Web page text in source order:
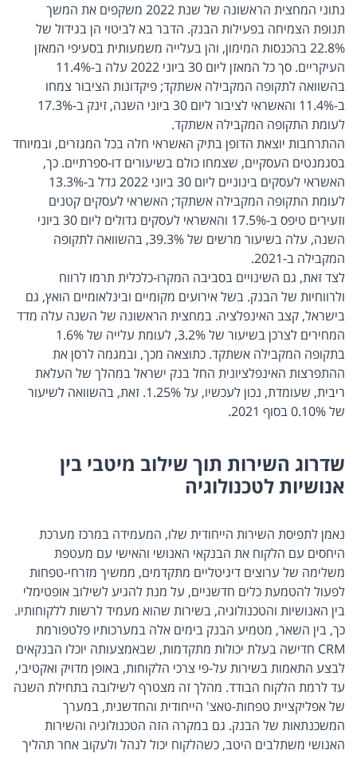
נתוני המחצית הראשונה של שנת 2022 משקפים את המשך
תנופת הצמיחה בפעילות הבנק. הדבר בא לביטוי הן בגידול של
22.8% בהכנסות המימון, והן בעלייה משמעותית בסעיפי המאזן
העיקריים. סך כל המאזן ליום 30 ביוני 2022 עלה ב-11.4%
בהשוואה לתקופה המקבילה אשתקד; פיקדונות הציבור צמחו
ב-11.4% והאשראי לציבור ליום 30 ביוני השנה, זינק ב-17.3%
לעומת התקופה המקבילה אשתקד.
ההתרחבות יוצאת הדופן בתיק האשראי חלה בכל המגזרים, ובמיוחד
בסגמנטים העסקיים, שצמחו כולם בשיעורים דו-ספרתיים. כך,
האשראי לעסקים בינוניים ליום 30 ביוני 2022 גדל ב-13.3%
לעומת התקופה המקבילה אשתקד; האשראי לעסקים קטנים
וזעירים טיפס ב-17.5% והאשראי לעסקים גדולים ליום 30 ביוני
השנה, עלה בשיעור מרשים של 39.3%, בהשוואה לתקופה
המקבילה ב-2021.
לצד זאת, גם השינויים בסביבה המקרו-כלכלית תרמו לרווח
ולרווחיות של הבנק. בשל אירועים מקומיים ובינלאומיים הואץ, גם
בישראל, קצב האינפלציה. במחצית הראשונה של השנה עלה מדד
המחירים לצרכן בשיעור של 3.2%, לעומת עלייה של 1.6%
בתקופה המקבילה אשתקד. כתוצאה מכך, ובמגמה לרסן את
ההתפרצות האינפלציונית החל בנק ישראל במהלך של העלאת
ריבית, שעומדת, נכון לעכשיו, על 1.25%. זאת, בהשוואה לשיעור
של 0.10% בסוף 2021.
שדרוג השירות תוך שילוב מיטבי בין
אנושיות לטכנולוגיה
נאמן לתפיסת השירות הייחודית שלו, המעמידה במרכז מערכת
היחסים עם הלקוח את הבנקאי האנושי והאישי עם מעטפת
משלימה של ערוצים דיגיטליים מתקדמים, ממשיך מזרחי-טפחות
לפעול להטמעת כלים חדשניים, על מנת להגיע לשילוב אופטימלי
בין האנושיות והטכנולוגיה, בשירות שהוא מעמיד לרשות ללקוחותיו.
כך, בין השאר, מטמיע הבנק בימים אלה במערכותיו פלטפורמת
CRM חדישה בעלת יכולות מתקדמות, שבאמצעותה יוכלו הבנקאים
לבצע התאמות בשירות על-פי צרכי הלקוחות, באופן מדויק ואקטיבי,
עד לרמת הלקוח הבודד. מהלך זה מצטרף לשילובה בתחילת השנה
של אפליקציית טפחות-טאצ' הייחודית והחדשנית, במערך
המשכנתאות של הבנק. גם במקרה הזה הטכנולוגיה והשירות
האנושי משתלבים היטב, כשהלקוח יכול לנהל ולעקוב אחר תהליך